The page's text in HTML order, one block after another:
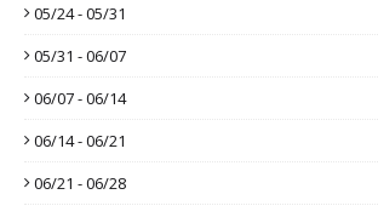
05/24 - 05/31
05/31 - 06/07
06/07 - 06/14
06/14 - 06/21
06/21 - 06/28